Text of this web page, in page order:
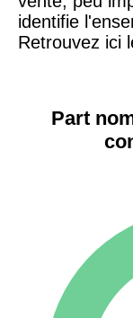
arrondissement
arrondissement
75016 -
identifie
Retrouvez ici
Part